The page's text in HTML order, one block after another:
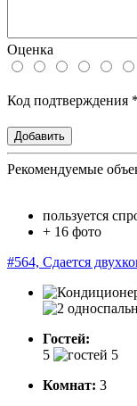
Оценка
Код подтверждения *
Рекомендуемые
пользуется
+ 16 фото
#564, Сдается
Гостей:
5
Комнат: 3